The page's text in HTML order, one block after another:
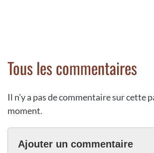
Tous les commentaires
Il n'y a pas de commentaire sur cette
moment.
Ajouter un commentaire